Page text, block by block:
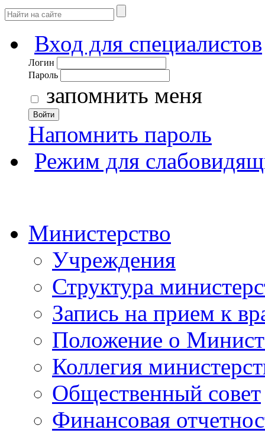
Вход для специалистов
Логин
Пароль
запомнить меня
Войти
Напомнить пароль
Режим для
Министерство
Учреждения
Структура
Запись на прием к
Положение о
Коллегия
Общественный совет
Финансовая